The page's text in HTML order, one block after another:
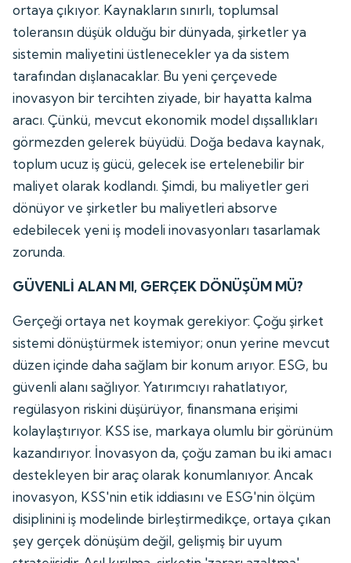
ortaya çıkıyor. Kaynakların sınırlı, toplumsal
toleransın düşük olduğu bir dünyada, şirketler ya
sistemin maliyetini üstlenecekler ya da sistem
tarafından dışlanacaklar. Bu yeni çerçevede
inovasyon bir tercihten ziyade, bir hayatta kalma
aracı. Çünkü, mevcut ekonomik model dışsallıkları
görmezden gelerek büyüdü. Doğa bedava kaynak,
toplum ucuz iş gücü, gelecek ise ertelenebilir bir
maliyet olarak kodlandı. Şimdi, bu maliyetler geri
dönüyor ve şirketler bu maliyetleri absorve
edebilecek yeni iş modeli inovasyonları tasarlamak
zorunda.
GÜVENLİ ALAN MI, GERÇEK DÖNÜŞÜM MÜ?
Gerçeği ortaya net koymak gerekiyor: Çoğu şirket
sistemi dönüştürmek istemiyor; onun yerine mevcut
düzen içinde daha sağlam bir konum arıyor. ESG, bu
güvenli alanı sağlıyor. Yatırımcıyı rahatlatıyor,
regülasyon riskini düşürüyor, finansmana erişimi
kolaylaştırıyor. KSS ise, markaya olumlu bir görünüm
kazandırıyor. İnovasyon da, çoğu zaman bu iki amacı
destekleyen bir araç olarak konumlanıyor. Ancak
inovasyon, KSS'nin etik iddiasını ve ESG'nin ölçüm
disiplinini iş modelinde birleştirmedikçe, ortaya çıkan
şey gerçek dönüşüm değil, gelişmiş bir uyum